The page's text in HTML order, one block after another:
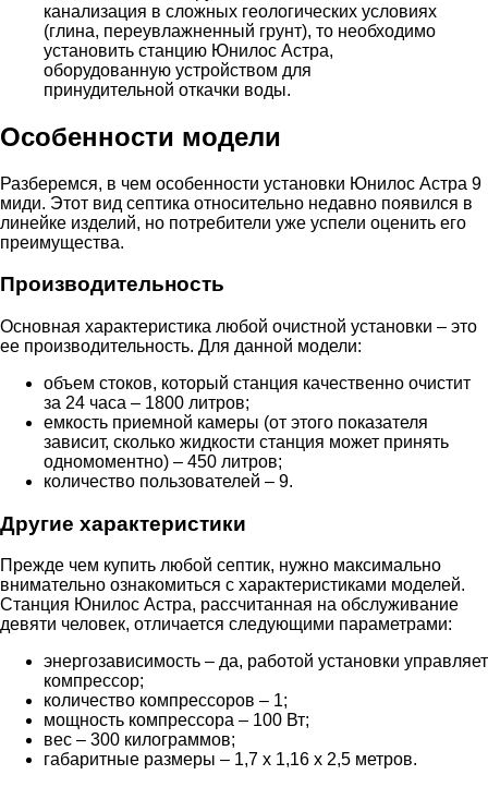
канализация в сложных геологических условиях
(глина, переувлажненный грунт), то необходимо
установить станцию Юнилос Астра,
оборудованную устройством для
принудительной откачки воды.
Особенности модели
Разберемся, в чем особенности установки Юнилос Астра 9
миди. Этот вид септика относительно недавно появился в
линейке изделий, но потребители уже успели оценить его
преимущества.
Производительность
Основная характеристика любой очистной установки – это
ее производительность. Для данной модели:
объем стоков, который станция качественно очистит
за 24 часа – 1800 литров;
емкость приемной камеры (от этого показателя
зависит, сколько жидкости станция может принять
одномоментно) – 450 литров;
количество пользователей – 9.
Другие характеристики
Прежде чем купить любой септик, нужно максимально
внимательно ознакомиться с характеристиками моделей.
Станция Юнилос Астра, рассчитанная на обслуживание
девяти человек, отличается следующими параметрами:
энергозависимость – да, работой установки управляет
компрессор;
количество компрессоров – 1;
мощность компрессора – 100 Вт;
вес – 300 килограммов;
габаритные размеры – 1,7 x 1,16 x 2,5 метров.